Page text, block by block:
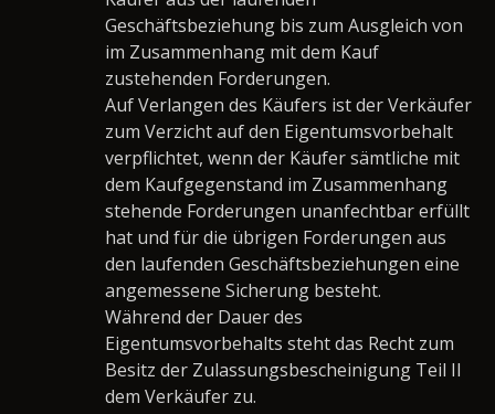
Geschäftsbeziehung bis zum Ausgleich von
im Zusammenhang mit dem Kauf
zustehenden Forderungen.
Auf Verlangen des Käufers ist der Verkäufer
zum Verzicht auf den Eigentumsvorbehalt
verpflichtet, wenn der Käufer sämtliche mit
dem Kaufgegenstand im Zusammenhang
stehende Forderungen unanfechtbar erfüllt
hat und für die übrigen Forderungen aus
den laufenden Geschäftsbeziehungen eine
angemessene Sicherung besteht.
Während der Dauer des
Eigentumsvorbehalts steht das Recht zum
Besitz der Zulassungsbescheinigung Teil II
dem Verkäufer zu.